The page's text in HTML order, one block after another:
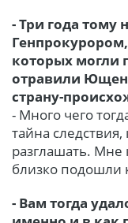
- Три года тому
которых могли
отравили
страну-
- Много чего
тайна
разглашать. Мне
близко подошли
- Вам тогда